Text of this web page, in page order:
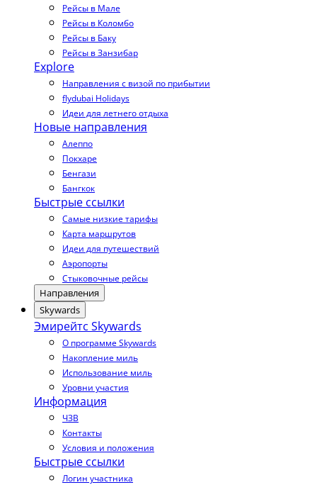
Рейсы в Мале
Рейсы в Коломбо
Рейсы в Баку
Рейсы в Занзибар
Explore
Направления с визой по прибытии
flydubai Holidays
Идеи для летнего отдыха
Новые направления
Алеппо
Покхаре
Бенгази
Бангкок
Быстрые ссылки
Самые низкие тарифы
Карта маршрутов
Идеи для путешествий
Аэропорты
Стыковочные рейсы
Направления
Skywards
Эмирейтс Skywards
О программе Skywards
Накопление миль
Использование миль
Уровни участия
Информация
ЧЗВ
Контакты
Условия и положения
Быстрые ссылки
Логин участника